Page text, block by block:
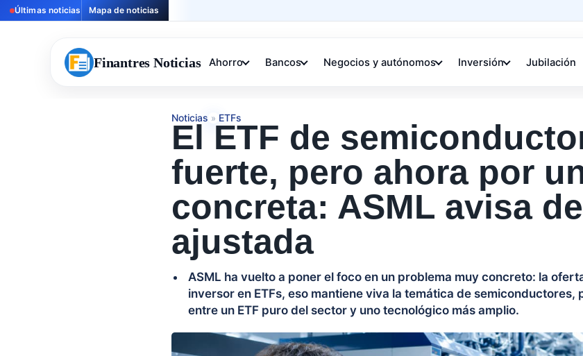
Últimas noticias Mapa de noticias
Finantres Noticias Ahorro Bancos Negocios y autónomos Inversión Jubilación
Noticias » ETFs
El ETF de
fuerte, pero ahora por
concreta: ASML avisa
ajustada
ASML ha vuelto a poner el foco en un problema muy concreto: la
inversor en ETFs, eso mantiene viva la temática de
entre un ETF puro del sector y uno tecnológico más amplio.